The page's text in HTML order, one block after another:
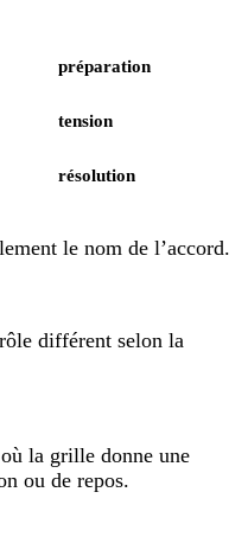
préparation
tension
résolution
le nom de l’accord.
différent selon la
la grille donne une
ou de repos.